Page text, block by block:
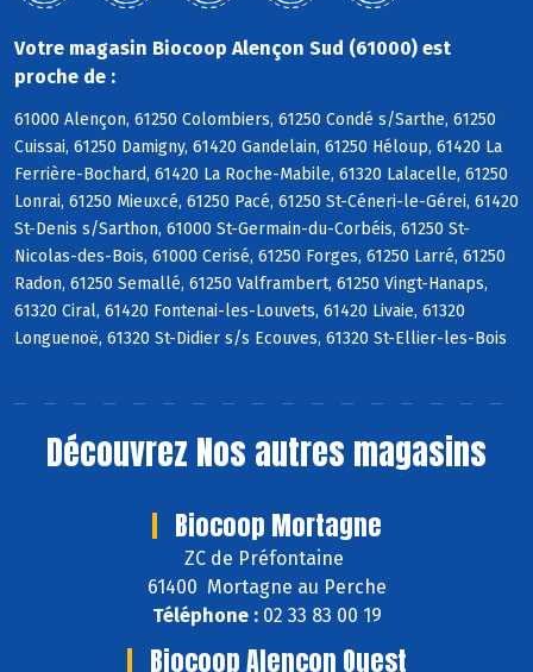
Votre magasin Biocoop Alençon Sud (61000) est
proche de :
61000 Alençon, 61250 Colombiers, 61250 Condé s/Sarthe, 61250
Cuissai, 61250 Damigny, 61420 Gandelain, 61250 Héloup, 61420 La
Ferrière-Bochard, 61420 La Roche-Mabile, 61320 Lalacelle, 61250
Lonrai, 61250 Mieuxcé, 61250 Pacé, 61250 St-Céneri-le-Gérei, 61420
St-Denis s/Sarthon, 61000 St-Germain-du-Corbéis, 61250 St-
Nicolas-des-Bois, 61000 Cerisé, 61250 Forges, 61250 Larré, 61250
Radon, 61250 Semallé, 61250 Valframbert, 61250 Vingt-Hanaps,
61320 Ciral, 61420 Fontenai-les-Louvets, 61420 Livaie, 61320
Longuenoë, 61320 St-Didier s/s Ecouves, 61320 St-Ellier-les-Bois
Découvrez Nos autres magasins
Biocoop Mortagne
ZC de Préfontaine
61400 Mortagne au Perche
Téléphone :02 33 83 00 19
Biocoop Alençon Ouest